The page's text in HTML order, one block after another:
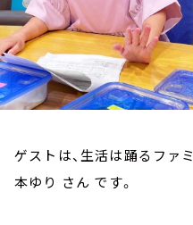
ゲストは、生活は踊るファ
本ゆり さん です。